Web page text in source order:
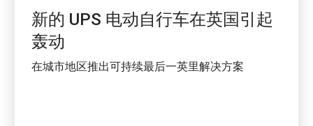
新的 UPS 电动自行车在英国引起
轰动
在城市地区推出可持续最后一英里解决方案